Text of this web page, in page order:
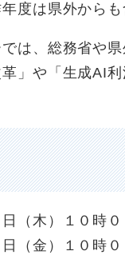
度は県外から
は、総務省や
」や「生成AI
木）１０時０
時００分